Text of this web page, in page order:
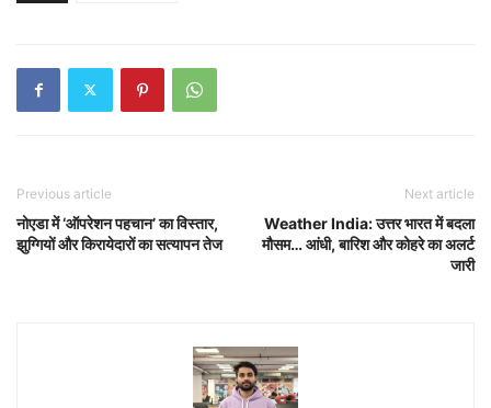
Previous article
नोएडा में ‘ऑपरेशन पहचान’ का विस्तार,
झुग्गियों और किरायेदारों का सत्यापन तेज
Next article
Weather India: उत्तर भारत में बदला
मौसम… आंधी, बारिश और कोहरे का अलर्ट
जारी